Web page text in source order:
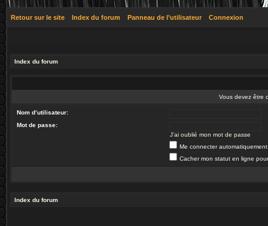
Retour sur le site Index du forum Panneau de l’utilisateur Connexion
Index du forum
Vous devez être
Nom d’utilisateur:
Mot de passe:
J’ai oublié mon mot de passe
Me connecter
Cacher mon statut en ligne
Index du forum